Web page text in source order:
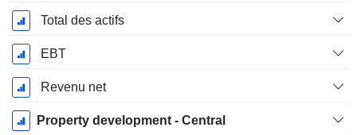
Total des actifs
EBT
Revenu net
Property development - Central